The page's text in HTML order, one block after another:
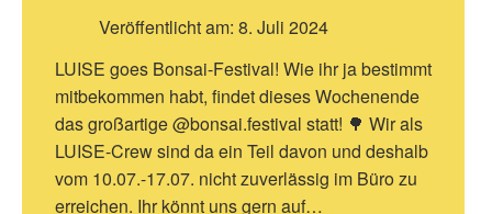
Veröffentlicht am: 8. Juli 2024
LUISE goes Bonsai-Festival! Wie ihr ja bestimmt
mitbekommen habt, findet dieses Wochenende
das großartige @bonsai.festival statt! 🌳 Wir als
LUISE-Crew sind da ein Teil davon und deshalb
vom 10.07.-17.07. nicht zuverlässig im Büro zu
erreichen. Ihr könnt uns gern auf…